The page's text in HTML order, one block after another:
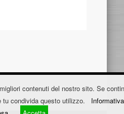
contenuti del nostro sito. Se
tu condivida questo utilizzo.
Informativa